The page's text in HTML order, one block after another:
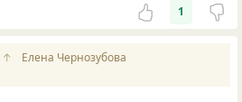
1
↑
Елена Чернозубова